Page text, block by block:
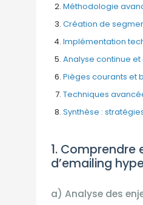
Méthodologie
Création de
Implémentation
Analyse continue
Pièges courants et
Techniques
Synthèse :
1.
d’emailing
a) Analyse des